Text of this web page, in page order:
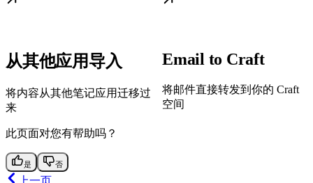
从其他应用导入
将内容从其他笔记应用迁移过
来
Email to Craft
将邮件直接转发到你的 Craft
空间
此页面对您有帮助吗？
是 否